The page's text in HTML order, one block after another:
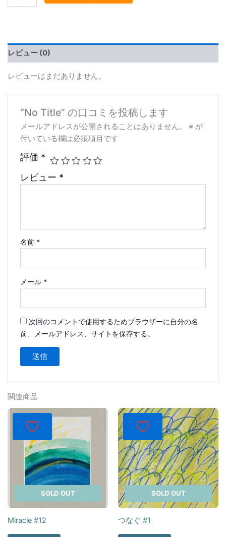
レビュー (0)
レビューはまだありません。
“No Title” の口コミを投稿します
メールアドレスが公開されることはありません。 ※ が
付いている欄は必須項目です
評価 *
レビュー *
名前 *
メール *
次回のコメントで使用するためブラウザーに自分の名
前、メールアドレス、サイトを保存する。
関連商品
SOLD OUT
Miracle #12
SOLD OUT
つなぐ #1